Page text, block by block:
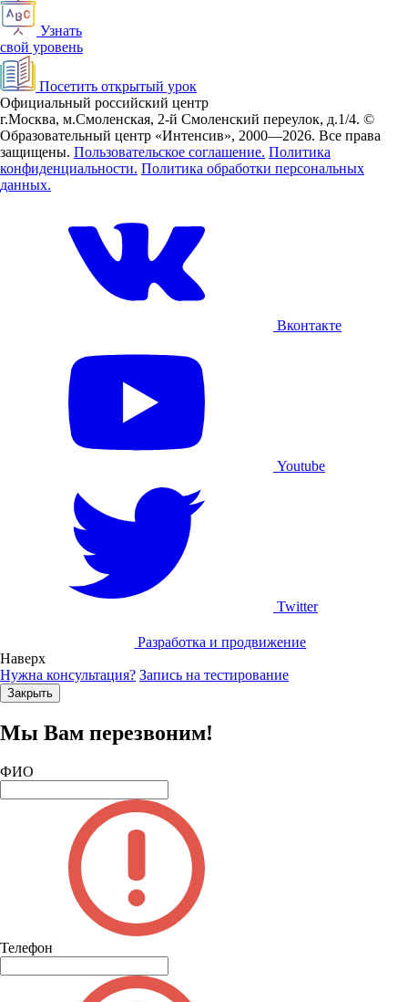
Узнать
свой уровень
Посетить открытый урок
Официальный российский центр
г.Москва, м.Смоленская, 2-й Смоленский переулок, д.1/4. ©
Образовательный центр «Интенсив», 2000—2026. Все права
защищены. Пользовательское соглашение. Политика
конфиденциальности. Политика обработки персональных
данных.
Вконтакте
Youtube
Twitter
Разработка и продвижение
Наверх
Нужна консультация? Запись на тестирование
Закрыть
Мы Вам перезвоним!
ФИО
Телефон